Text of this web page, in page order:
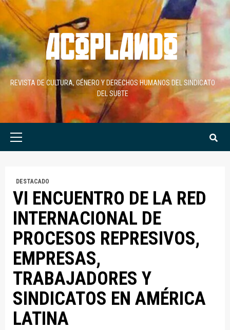
Skip
to
content
REVISTA DE CULTURA, GÉNERO Y DERECHOS HUMANOS DEL SINDICATO
DEL SUBTE
Primary
DESTACADO
VI ENCUENTRO DE LA RED
INTERNACIONAL DE
PROCESOS REPRESIVOS,
EMPRESAS,
TRABAJADORES Y
SINDICATOS EN AMÉRICA
LATINA